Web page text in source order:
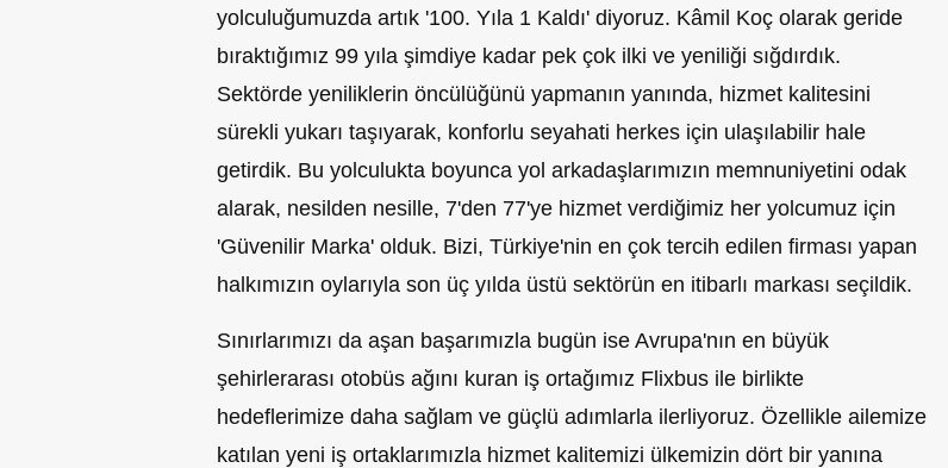
yolculuğumuzda artık '100. Yıla 1 Kaldı' diyoruz. Kâmil Koç olarak geride
bıraktığımız 99 yıla şimdiye kadar pek çok ilki ve yeniliği sığdırdık.
Sektörde yeniliklerin öncülüğünü yapmanın yanında, hizmet kalitesini
sürekli yukarı taşıyarak, konforlu seyahati herkes için ulaşılabilir hale
getirdik. Bu yolculukta boyunca yol arkadaşlarımızın memnuniyetini odak
alarak, nesilden nesille, 7'den 77'ye hizmet verdiğimiz her yolcumuz için
'Güvenilir Marka' olduk. Bizi, Türkiye'nin en çok tercih edilen firması yapan
halkımızın oylarıyla son üç yılda üstü sektörün en itibarlı markası seçildik.
Sınırlarımızı da aşan başarımızla bugün ise Avrupa'nın en büyük
şehirlerarası otobüs ağını kuran iş ortağımız Flixbus ile birlikte
hedeflerimize daha sağlam ve güçlü adımlarla ilerliyoruz. Özellikle ailemize
katılan yeni iş ortaklarımızla hizmet kalitemizi ülkemizin dört bir yanına